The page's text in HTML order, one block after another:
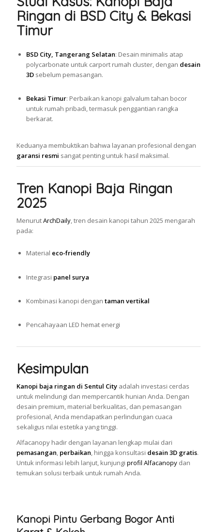
Ringan di BSD City & Bekasi
Timur
BSD City, Tangerang Selatan: Desain minimalis atap
polycarbonate untuk carport rumah cluster, dengan desain
3Dsebelum pemasangan.
Bekasi Timur: Perbaikan kanopi galvalum tahan bocor
untuk rumah pribadi, termasuk penggantian rangka
berkarat.
Keduanya membuktikan bahwa layanan profesional dengan
garansi resmi sangat penting untuk hasil maksimal.
Tren Kanopi Baja Ringan
2025
MenurutArchDaily, tren desain kanopi tahun 2025 mengarah
pada:
Material eco-friendly
Integrasi panel surya
Kombinasi kanopi dengan taman vertikal
Pencahayaan LED hemat energi
Kesimpulan
Kanopi baja ringan di Sentul Cityadalah investasi cerdas
untuk melindungi dan mempercantik hunian Anda. Dengan
desain premium, material berkualitas, dan pemasangan
profesional, Anda mendapatkan perlindungan cuaca
sekaligus nilai estetika yang tinggi.
Alfacanopy hadir dengan layanan lengkap mulai dari
pemasangan, perbaikan, hingga konsultasi desain 3D gratis.
Untuk informasi lebih lanjut, kunjungi profil Alfacanopydan
temukan solusi terbaik untuk rumah Anda.
Kanopi Pintu Gerbang Bogor Anti